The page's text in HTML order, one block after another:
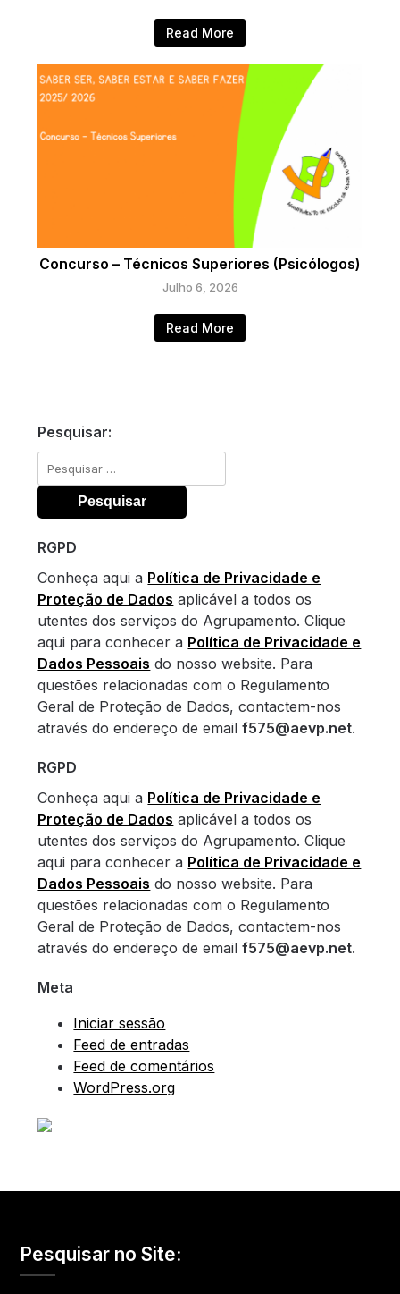
Read More
Concurso – Técnicos Superiores (Psicólogos)
Julho 6, 2026
Read More
Pesquisar:
Pesquisar
por:
RGPD
Conheça aqui a Política de Privacidade e
Proteção de Dados aplicável a todos os
utentes dos serviços do Agrupamento. Clique
aqui para conhecer a Política de Privacidade e
Dados Pessoais do nosso website. Para
questões relacionadas com o Regulamento
Geral de Proteção de Dados, contactem-nos
através do endereço de emailf575@aevp.net.
RGPD
Conheça aqui a Política de Privacidade e
Proteção de Dados aplicável a todos os
utentes dos serviços do Agrupamento. Clique
aqui para conhecer a Política de Privacidade e
Dados Pessoais do nosso website. Para
questões relacionadas com o Regulamento
Geral de Proteção de Dados, contactem-nos
através do endereço de emailf575@aevp.net.
Meta
Iniciar sessão
Feed de entradas
Feed de comentários
WordPress.org
Pesquisar no Site: